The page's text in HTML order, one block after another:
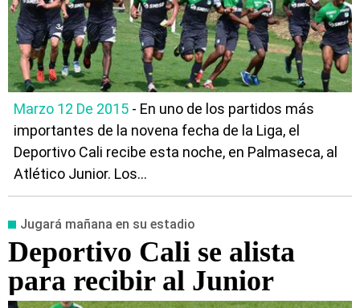
Marzo 12 De 2015 - En uno de los partidos más
importantes de la novena fecha de la Liga, el
Deportivo Cali recibe esta noche, en Palmaseca, al
Atlético Junior. Los...
Jugará mañana en su estadio
Deportivo Cali se alista
para recibir al Junior